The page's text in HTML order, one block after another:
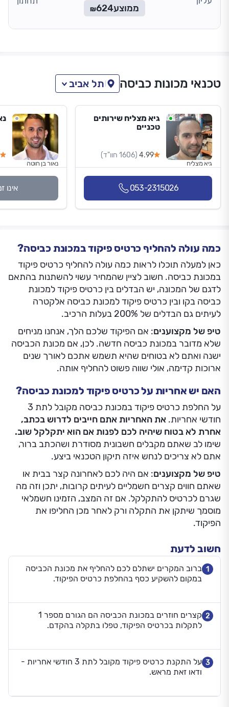
ממוצע ₪624
טכנאי מכונות כביסה תל אביב
גיא מצליח שירותים
טכניים
4.99 (1606 חוו"ד)
גיא מצליח
053-2315026
נאור בן חוטה
אינו
כמה עולה להחליף כרטיס פיקוד במכונת כביסה?
כאן למעלה תוכלו לראות כמה עולה להחליף כרטיס פיקוד
במכונת כביסה. חשוב לציין שהמחיר עשוי להשתנות בהתאם
לדגם של המכונה, יש הבדלים בין כרטיס פיקוד למכונת
כביסה בקו ובין כרטיס פיקוד למכונת כביסה אלקטרה
לעיתים גם הבדלים של 200% בעלות הרכיב.
טיפ של מקצוענים: אם הפיקוד שלכם הלך, אנחנו מניחים
שלא מדובר במכונת כביסה חדשה. לכן, אם מכונת הכביסה
ישנה ואתם לא בטוחים שהיא תשמש אתכם לאורך שנים
ארוכות קדימה, אולי שווה פשוט להחליף אותה.
האם יש אחריות על כרטיס פיקוד למכונת כביסה?
על החלפת כרטיס פיקוד במכונת כביסה מקובל לתת 3
חודשי אחריות. את האחריות אתם חייבים לדרוש בכתב,
אחרת לא בטוח שיהיה לכם לפנות אם הוא יתקלקל שוב.
שימו לב שאתם מקבלים חשבונית מסודרת ושהכתב ברור,
אתם לא צריכים לנחש איזה תיקון הטכנאי ביצע.
טיפ של מקצוענים: אם היה לכם לאחרונה קצר בבית או
שאתם חווים קצרים חשמליים לעיתים קרובות, יתכן וזה מה
שגרם לכרטיס להתקלקל. אם זה המצב, הזמינו חשמלאי
מוסמך שיתקן את התקלה ורק לאחר מכן החליפו את
הפיקוד.
חשוב לדעת
1 ברוב המקרים ישתלם לכם להחליף את מכונת הכביסה
במקום להשקיע כסף בהחלפת כרטיס הפיקוד.
2
קצרים חוזרים במכונת הכביסה הם הגורם מספר 1
לתקלות בכרטיס הפיקוד, טפלו בתקלה בהקדם.
3
על התקנת כרטיס פיקוד מקובל לתת 3 חודשי אחריות -
ודאו זאת מראש.